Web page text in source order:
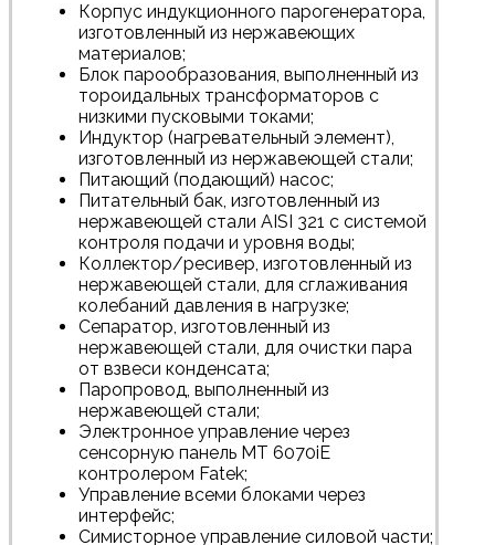
Корпус индукционного парогенератора,
изготовленный из нержавеющих
материалов;
Блок парообразования, выполненный из
тороидальных трансформаторов с
низкими пусковыми токами;
Индуктор (нагревательный элемент),
изготовленный из нержавеющей стали;
Питающий (подающий) насос;
Питательный бак, изготовленный из
нержавеющей стали AISI 321 с системой
контроля подачи и уровня воды;
Коллектор/ресивер, изготовленный из
нержавеющей стали, для сглаживания
колебаний давления в нагрузке;
Сепаратор, изготовленный из
нержавеющей стали, для очистки пара
от взвеси конденсата;
Паропровод, выполненный из
нержавеющей стали;
Электронное управление через
сенсорную панель МТ 6070iE
контролером Fatek;
Управление всеми блоками через
интерфейс;
Симисторное управление силовой части;